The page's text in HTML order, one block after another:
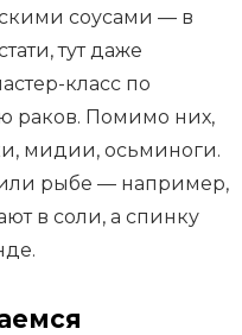
соусами — в
тут даже
класс по
раков. Помимо них,
мидии, осьминоги.
рыбе — например,
в соли, а спинку